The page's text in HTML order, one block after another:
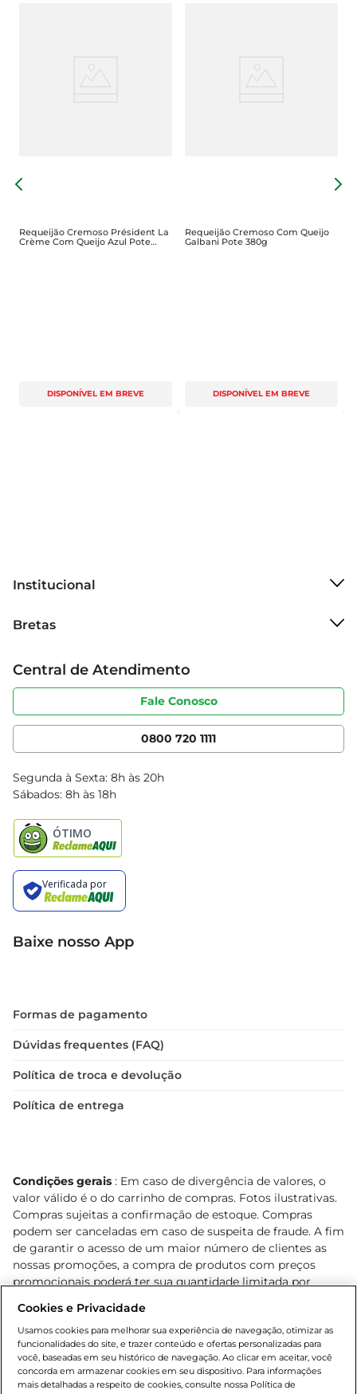
Requeijão Cremoso Président La
Crème Com Queijo Azul Pote
DISPONÍVEL EM BREVE
Requeijão Cremoso Com Queijo
Galbani Pote 380g
DISPONÍVEL EM BREVE
Institucional
Grupo Cencosud
Sobre privacidade
Portal do fornecedor
Cencosud Media
Bretas
Produtos Bretas
Código de ética
Serviços
Clube Bretas
Blog Bretas
Black Friday
Central de Atendimento
Fale Conosco
0800 720 1111
Segunda à Sexta: 8h às 20h
Sábados: 8h às 18h
Baixe nosso App
Formas de pagamento
Dúvidas frequentes (FAQ)
Política de troca e devolução
Política de entrega
Condições gerais : Em caso de divergência de valores, o
valor válido é o do carrinho de compras. Fotos ilustrativas.
Compras sujeitas a confirmação de estoque. Compras
podem ser canceladas em caso de suspeita de fraude. A fim
de garantir o acesso de um maior número de clientes as
nossas promoções, a compra de produtos com preços
promocionais poderá ter sua quantidade limitada por
o e-commerce e válidos durante o dia de hoje, podendo
sofrer alterações sem prévia notificação. Proibida a venda
de bebidas alcoólicas para menores de 18 anos, conforme
Lei n.º 8069/90, art. 81, inciso II (Estatuto da Criança e do
Adolescente). Preços e condições exclusivos para o
Cookies e Privacidade
Usamos cookies para melhorar sua experiência de navegação, otimizar as
funcionalidades do site, e trazer conteúdo e ofertas personalizadas para
você, baseadas em seu histórico de navegação. Ao clicar em aceitar, você
concorda em armazenar cookies em seu dispositivo. Para informações
mais detalhadas a respeito de cookies, consulte nossa Política de